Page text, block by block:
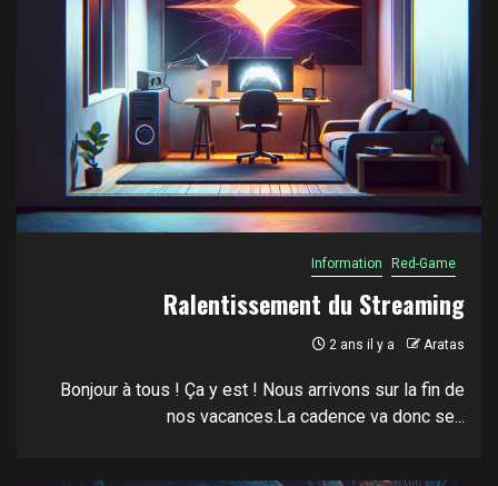
Information Red-Game
Ralentissement du Streaming
2 ans il y a Aratas
Bonjour à tous ! Ça y est ! Nous arrivons sur la fin de
nos vacances.La cadence va donc se...